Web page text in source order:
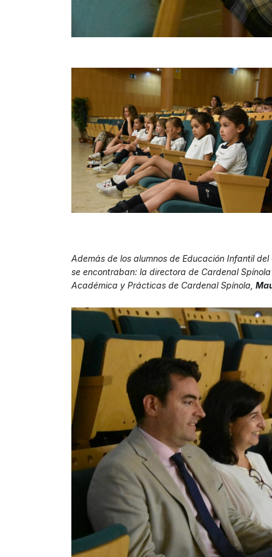
Además de los alumnos de Educación Infantil
se encontraban: la directora de Cardenal Spínola
Académica y Prácticas de Cardenal Spínola,